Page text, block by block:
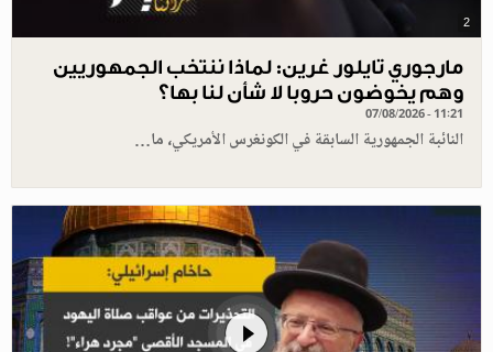
2
مارجوري تايلور غرين: لماذا ننتخب الجمهوريين
وهم يخوضون حروبا لا شأن لنا بها؟
07/08/2026 - 11:21
النائبة الجمهورية السابقة في الكونغرس الأمريكي، ما…